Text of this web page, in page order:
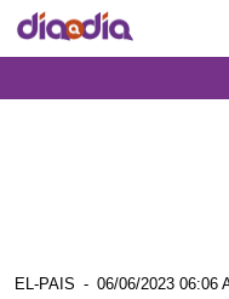
EL-PAIS - 06/06/2023 06:06